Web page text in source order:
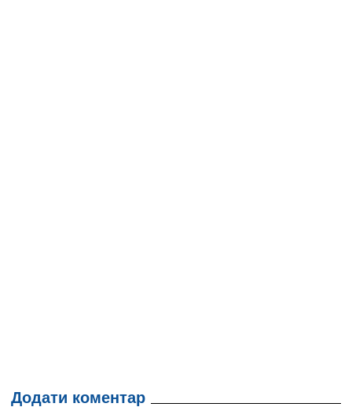
Додати коментар